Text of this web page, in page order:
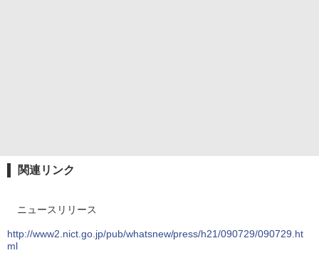
関連リンク
ニュースリリース
http://www2.nict.go.jp/pub/whatsnew/press/h21/090729/090729.ht
ml